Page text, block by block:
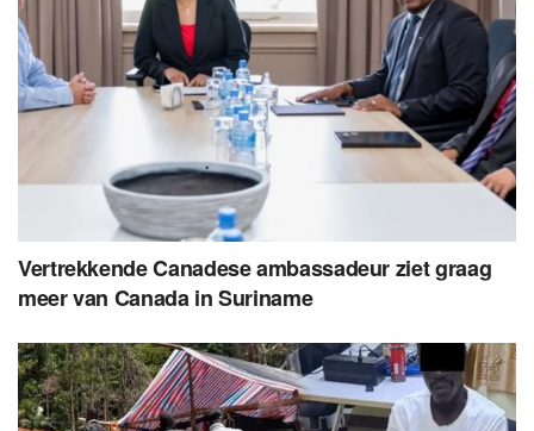
Vertrekkende Canadese ambassadeur ziet graag
meer van Canada in Suriname